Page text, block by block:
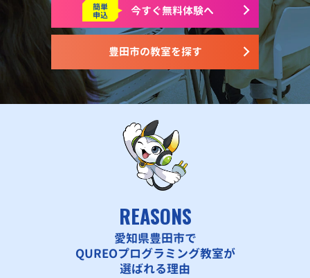
豊田市の教室を探す
簡単
申込 今すぐ無料体験へ
REASONS
愛知県豊田市で
QUREOプログラミング教室が
選ばれる理由